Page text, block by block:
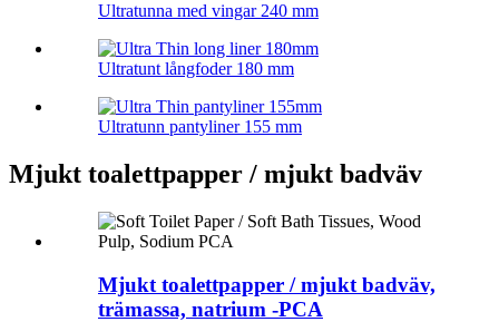
Ultratunna med vingar 240 mm
Ultratunt långfoder 180 mm
Ultratunn pantyliner 155 mm
Mjukt toalettpapper / mjukt badväv
Mjukt toalettpapper / mjukt badväv,
trämassa, natrium -PCA